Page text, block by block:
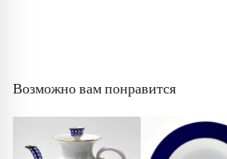
Возможно вам понравится